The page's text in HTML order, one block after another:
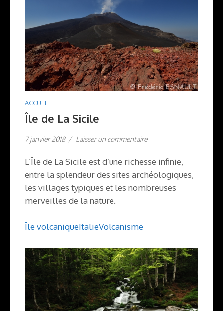
ACCUEIL
Île de La Sicile
7 janvier 2018 / Laisser un commentaire
L’Île de La Sicile est d’une richesse infinie,
entre la splendeur des sites archéologiques,
les villages typiques et les nombreuses
merveilles de la nature.
Île volcaniqueItalieVolcanisme